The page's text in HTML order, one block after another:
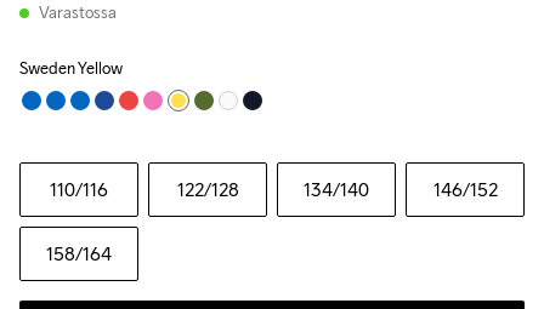
Varastossa
Sweden Yellow
110/116 122/128 134/140 146/152
158/164